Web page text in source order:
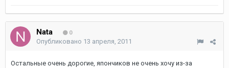
Nata 0
Опубликовано 13 апреля, 2011
Остальные очень дорогие, япончиков не очень хочу из-за